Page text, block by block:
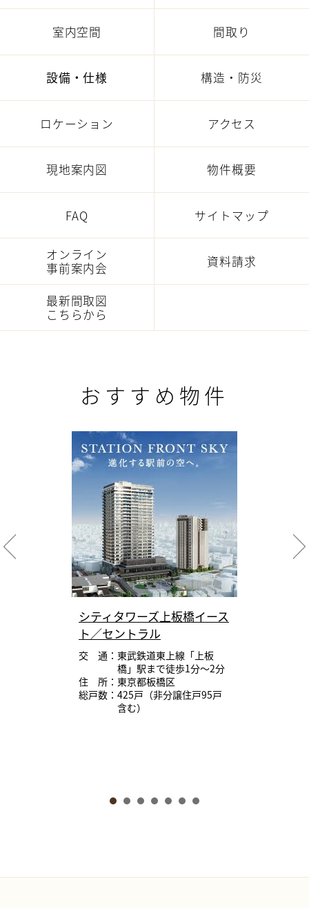
室内空間 間取り
設備・仕様 構造・防災
ロケーション アクセス
現地案内図 物件概要
FAQ サイトマップ
オンライン
事前案内会
資料請求
最新間取図
こちらから
おすすめ物件
シティタワーズ上板橋イース
ト／セントラル
交 通：東武鉄道東上線「上板
橋」駅まで徒歩1分～2分
住 所：東京都板橋区
総戸数：425戸（非分譲住戸95戸
含む）